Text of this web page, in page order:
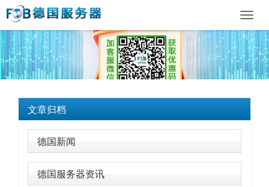
文章归档
德国新闻
德国服务器资讯